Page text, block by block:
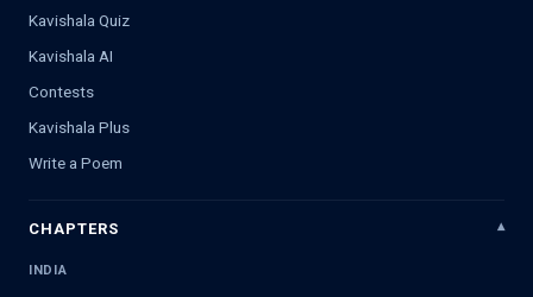
Kavishala Quiz
Kavishala AI
Contests
Kavishala Plus
Write a Poem
CHAPTERS
INDIA